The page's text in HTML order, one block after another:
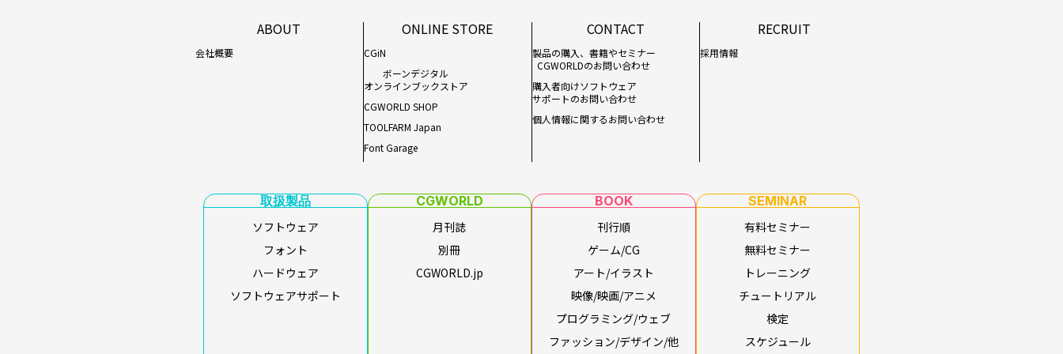
ABOUT
会社概要
ONLINE STORE
CGiN
ボーンデジタル
オンラインブックストア
CGWORLD SHOP
TOOLFARM Japan
Font Garage
CONTACT
製品の購入、書籍やセミナー
CGWORLDのお問い合わせ
購入者向けソフトウェア
サポートのお問い合わせ
個人情報に関するお問い合わせ
RECRUIT
採用情報
取扱製品
ソフトウェア
フォント
ハードウェア
ソフトウェアサポート
CGWORLD
月刊誌
別冊
CGWORLD.jp
BOOK
刊行順
ゲーム/CG
アート/イラスト
映像/映画/アニメ
プログラミング/ウェブ
ファッション/デザイン/他
SEMINAR
有料セミナー
無料セミナー
トレーニング
チュートリアル
検定
スケジュール